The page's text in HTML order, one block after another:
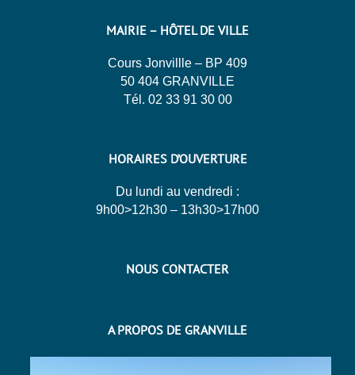
MAIRIE – HÔTEL DE VILLE
Cours Jonvillle – BP 409
50 404 GRANVILLE
Tél. 02 33 91 30 00
HORAIRES D’OUVERTURE
Du lundi au vendredi :
9h00>12h30 – 13h30>17h00
NOUS CONTACTER
A PROPOS DE GRANVILLE